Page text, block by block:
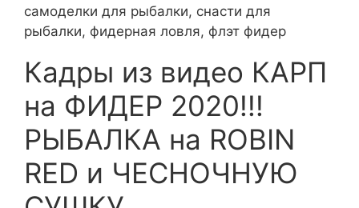
самоделки для рыбалки, снасти для
рыбалки, фидерная ловля, флэт фидер
Кадры из видео КАРП
на ФИДЕР 2020!!!
РЫБАЛКА на ROBIN
RED и ЧЕСНОЧНУЮ